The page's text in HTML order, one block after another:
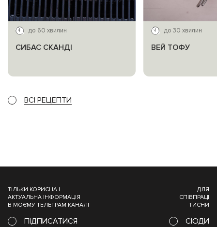
до 60 хвилин
СИБАС СКАНДІ
до 30 хвилин
ВЕЙ ТОФУ
ВСІ РЕЦЕПТИ
ТІЛЬКИ КОРИСНА І
АКТУАЛЬНА ІНФОРМАЦІЯ
В МОЄМУ ТЕЛЕГРАМ КАНАЛІ
ПІДПИСАТИСЯ
ДЛЯ
СПІВПРАЦІ
ТИСНИ
СЮДИ